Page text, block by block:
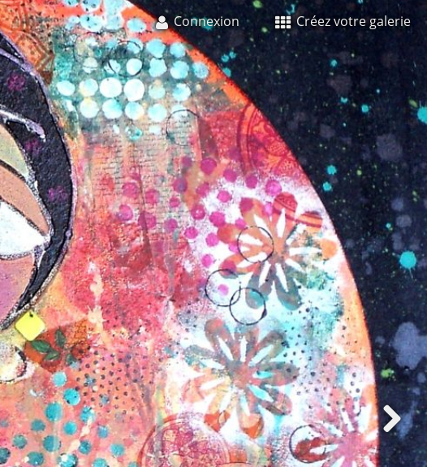
Connexion Créez votre galerie